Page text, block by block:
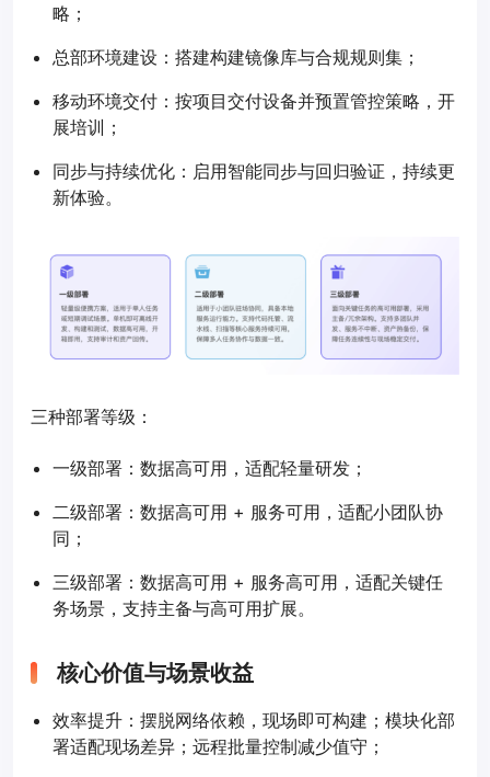
略；
总部环境建设：搭建构建镜像库与合规规则集；
移动环境交付：按项目交付设备并预置管控策略，开
展培训；
同步与持续优化：启用智能同步与回归验证，持续更
新体验。
三种部署等级：
一级部署：数据高可用，适配轻量研发；
二级部署：数据高可用 + 服务可用，适配小团队协
同；
三级部署：数据高可用 + 服务高可用，适配关键任
务场景，支持主备与高可用扩展。
核心价值与场景收益
效率提升：摆脱网络依赖，现场即可构建；模块化部
署适配现场差异；远程批量控制减少值守；